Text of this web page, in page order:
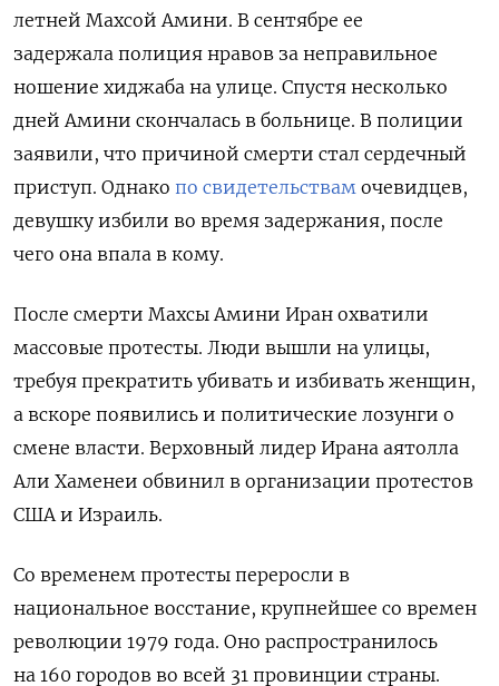
летней Махсой Амини. В сентябре ее
задержала полиция нравов за неправильное
ношение хиджаба на улице. Спустя несколько
дней Амини скончалась в больнице. В полиции
заявили, что причиной смерти стал сердечный
приступ. Однако по свидетельствам очевидцев,
девушку избили во время задержания, после
чего она впала в кому.
После смерти Махсы Амини Иран охватили
массовые протесты. Люди вышли на улицы,
требуя прекратить убивать и избивать женщин,
а вскоре появились и политические лозунги о
смене власти. Верховный лидер Ирана аятолла
Али Хаменеи обвинил в организации протестов
США и Израиль.
Со временем протесты переросли в
национальное восстание, крупнейшее со времен
революции 1979 года. Оно распространилось
на 160 городов во всей 31 провинции страны.